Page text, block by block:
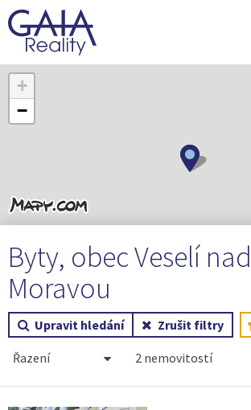
+
−
Byty, obec Veselí nad
Moravou
Upravit hledání Zrušit filtry
2 nemovitostí